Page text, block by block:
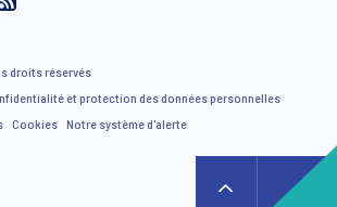
par e-mail des communications
de vous désinscrire de notre liste de
moment.
droits réservés
et protection des données personnelles
Cookies Notre système d'alerte